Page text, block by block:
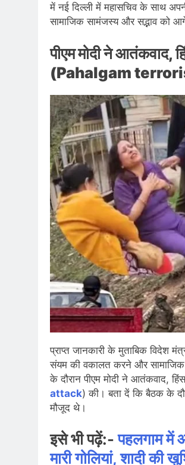
में नई दिल्ली में महासचिव के साथ
सामाजिक सामंजस्य और सद्भाव को
पीएम मोदी ने आतंकवाद,
(Pahalgam
प्राप्त जानकारी के मुताबिक विदेश
संयम की वकालत करने और सामाजिक
के दौरान पीएम मोदी ने आतंकवाद,
attack) की। बता दें कि बैठक के
मौजूद थे।
इसे भी पढ़ें:-पहलगाम में
मारी गोलियां, शादी की